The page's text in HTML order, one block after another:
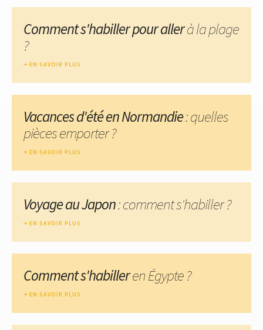
Comment s'habiller pour allerà la plage
?
EN SAVOIR PLUS
Vacances d'été en Normandie: quelles
pièces emporter ?
EN SAVOIR PLUS
Voyage au Japon: comment s'habiller ?
EN SAVOIR PLUS
Comment s'habilleren Égypte ?
EN SAVOIR PLUS